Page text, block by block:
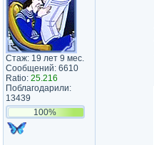
Стаж: 19 лет 9 мес.
Сообщений: 6610
Ratio: 25.216
Поблагодарили:
13439
100%